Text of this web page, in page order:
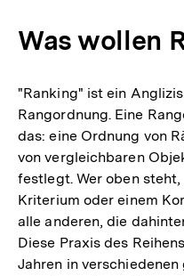
Was wollen
"Ranking" ist ein
Rangordnung. Eine
das: eine Ordnung von
von vergleichbaren
festlegt. Wer oben
Kriterium oder einem
alle anderen, die
Diese Praxis des
Jahren in